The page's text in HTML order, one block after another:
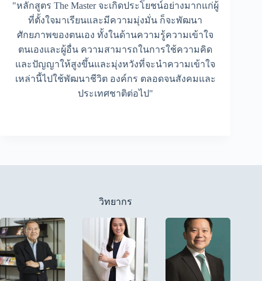
"หลักสูตร The Master จะเกิดประโยชน์อย่างมากแก่ผู้
ที่ตั้งใจมาเรียนและมีความมุ่งมั่น ก็จะพัฒนา
ศักยภาพของตนเอง ทั้งในด้านความรู้ความเข้าใจ
ตนเองและผู้อื่น ความสามารถในการใช้ความคิด
และปัญญาให้สูงขึ้นและมุ่งหวังที่จะนำความเข้าใจ
เหล่านี้ไปใช้พัฒนาชีวิต องค์กร ตลอดจนสังคมและ
ประเทศชาติต่อไป"
วิทยากร